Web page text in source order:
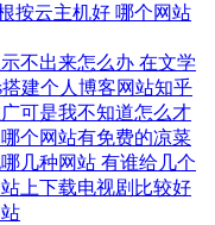
按云主机好 哪个网站
不出来怎么办 在文学
搭建个人博客网站知乎
可是我不知道怎么才
哪个网站有免费的凉菜
几种网站 有谁给几个
上下载电视剧比较好